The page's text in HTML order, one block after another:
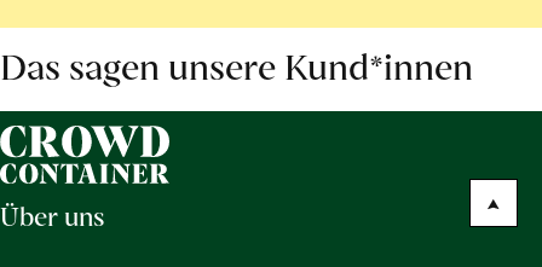
Das sagen unsere Kund*innen
Über uns